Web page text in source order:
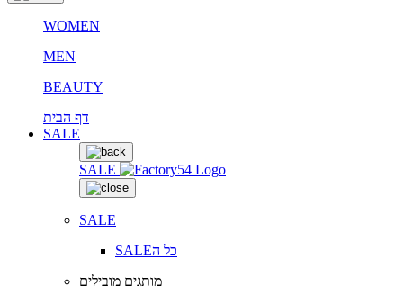
WOMEN
MEN
BEAUTY
דף הבית
SALE
SALE
SALE
SALEכל ה
מותגים מובילים